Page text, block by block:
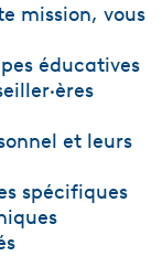
mission, vous
éducatives
et leurs
spécifiques